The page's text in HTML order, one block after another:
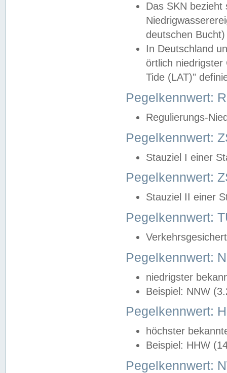
Das SKN
deutschen
In Deutschland
örtlich
Tide (LAT)"
Pegelkennwert:
Regulierungs-
Pegelkennwert:
Stauziel I einer
Pegelkennwert:
Stauziel II einer
Pegelkennwert:
Pegelkennwert:
niedrigster
Beispiel: NNW
Pegelkennwert:
höchster
Beispiel: HHW
Pegelkennwert: